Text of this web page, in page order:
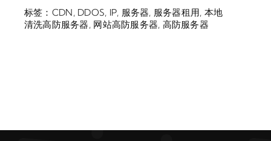
标签： CDN, DDOS, IP, 服务器, 服务器租用, 本地
清洗高防服务器, 网站高防服务器, 高防服务器